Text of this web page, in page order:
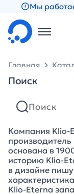
Мы
Поиск
Главная
Klio-
Компания Klio-
основана в
историю Klio-
в дизайне
Klio-Eterna